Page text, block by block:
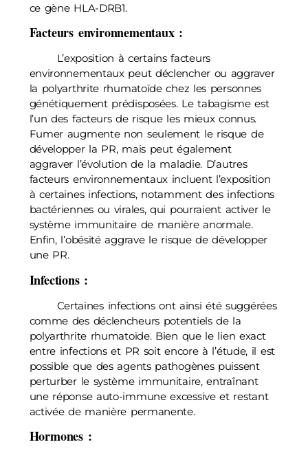
ce gène HLA-DRB1.
Facteurs environnementaux :
L’exposition à certains facteurs
environnementaux peut déclencher ou aggraver
la polyarthrite rhumatoïde chez les personnes
génétiquement prédisposées. Le tabagisme est
l’un des facteurs de risque les mieux connus.
Fumer augmente non seulement le risque de
développer la PR, mais peut également
aggraver l’évolution de la maladie. D’autres
facteurs environnementaux incluent l’exposition
à certaines infections, notamment des infections
bactériennes ou virales, qui pourraient activer le
système immunitaire de manière anormale.
Enfin, l’obésité aggrave le risque de développer
une PR.
Infections :
Certaines infections ont ainsi été suggérées
comme des déclencheurs potentiels de la
polyarthrite rhumatoïde. Bien que le lien exact
entre infections et PR soit encore à l’étude, il est
possible que des agents pathogènes puissent
perturber le système immunitaire, entraînant
une réponse auto-immune excessive et restant
activée de manière permanente.
Hormones :